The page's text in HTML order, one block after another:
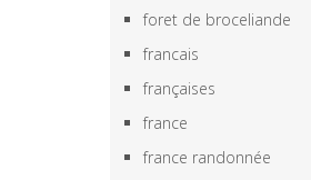
foret de broceliande
francais
françaises
france
france randonnée